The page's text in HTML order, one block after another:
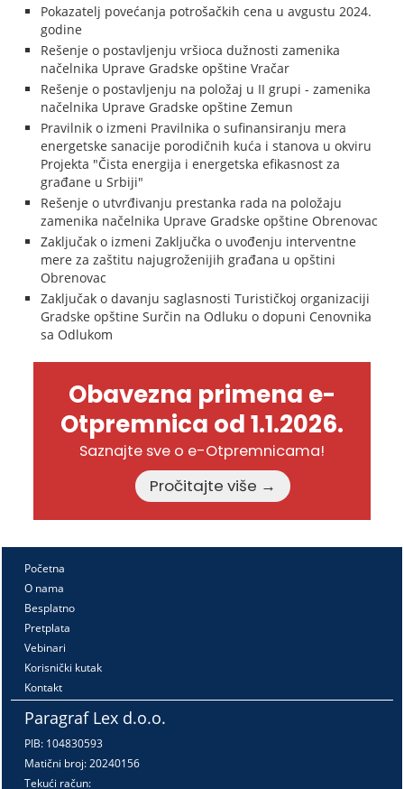
Pokazatelj povećanja potrošačkih cena u avgustu 2024.
godine
Rešenje o postavljenju vršioca dužnosti zamenika
načelnika Uprave Gradske opštine Vračar
Rešenje o postavljenju na položaj u II grupi - zamenika
načelnika Uprave Gradske opštine Zemun
Pravilnik o izmeni Pravilnika o sufinansiranju mera
energetske sanacije porodičnih kuća i stanova u okviru
Projekta "Čista energija i energetska efikasnost za
građane u Srbiji"
Rešenje o utvrđivanju prestanka rada na položaju
zamenika načelnika Uprave Gradske opštine Obrenovac
Zaključak o izmeni Zaključka o uvođenju interventne
mere za zaštitu najugroženijih građana u opštini
Obrenovac
Zaključak o davanju saglasnosti Turističkoj organizaciji
Gradske opštine Surčin na Odluku o dopuni Cenovnika
sa Odlukom
Obavezna primena e-
Otpremnica od 1.1.2026.
Saznajte sve o e-Otpremnicama!
Pročitajte više →
Početna
O nama
Besplatno
Pretplata
Vebinari
Korisnički kutak
Kontakt
Paragraf Lex d.o.o.
PIB: 104830593
Matični broj: 20240156
Tekući račun: